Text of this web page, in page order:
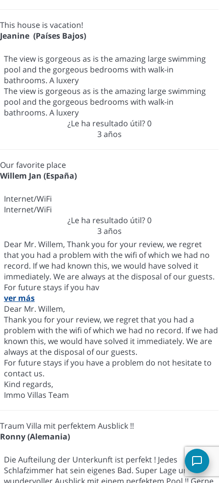
This house is vacation!
Jeanine (Países Bajos)
The view is gorgeous as is the amazing large swimming
pool and the gorgeous bedrooms with walk-in
bathrooms. A luxery
The view is gorgeous as is the amazing large swimming
pool and the gorgeous bedrooms with walk-in
bathrooms. A luxery
¿Le ha resultado útil?0
3 años
Our favorite place
Willem Jan (España)
Internet/WiFi
Internet/WiFi
¿Le ha resultado útil?0
3 años
Dear Mr. Willem, Thank you for your review, we regret
that you had a problem with the wifi of which we had no
record. If we had known this, we would have solved it
immediately. We are always at the disposal of our guests.
For future stays if you hav
ver más
Dear Mr. Willem,
Thank you for your review, we regret that you had a
problem with the wifi of which we had no record. If we had
known this, we would have solved it immediately. We are
always at the disposal of our guests.
For future stays if you have a problem do not hesitate to
contact us.
Kind regards,
Immo Villas Team
Traum Villa mit perfektem Ausblick !!
Ronny (Alemania)
Die Aufteilung der Unterkunft ist perfekt ! Jedes
Schlafzimmer hat sein eigenes Bad. Super Lage und ein
wundervoller Ausblick mit einem perfektem Pool !! Gerne